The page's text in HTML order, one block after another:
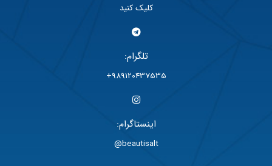
کلیک کنید
تلگرام:
989120437535+
اینستاگرام:
beautisalt@